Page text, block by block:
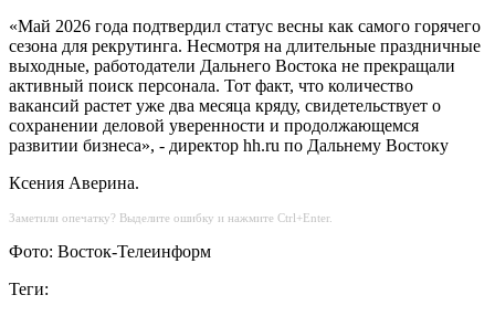
«Май 2026 года подтвердил статус весны как самого горячего
сезона для рекрутинга. Несмотря на длительные праздничные
выходные, работодатели Дальнего Востока не прекращали
активный поиск персонала. Тот факт, что количество
вакансий растет уже два месяца кряду, свидетельствует о
сохранении деловой уверенности и продолжающемся
развитии бизнеса», - директор hh.ru по Дальнему Востоку
Ксения Аверина.
Заметили опечатку? Выделите ошибку и нажмите Ctrl+Enter.
Фото: Восток-Телеинформ
Теги: